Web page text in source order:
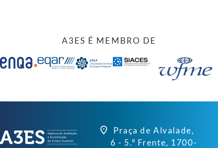
A3ES É MEMBRO DE
Praça de Alvalade,
6 - 5.º Frente, 1700-